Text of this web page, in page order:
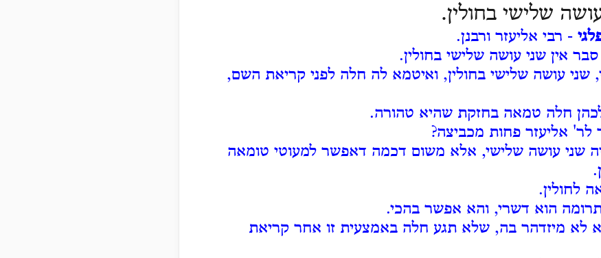
שלישי בחולין.
- רבי אליעזר ורבנן.
אין שני עושה שלישי בחולין.
שני עושה שלישי בחולין, ואיטמא לה חלה לפני קריאת השם,
חלה טמאה בחזקת שהיא טהורה.
לר' אליעזר פחות מכביצה?
שני עושה שלישי, אלא משום דכמה דאפשר למעוטי טומאה
לחולין.
הוא דשרי, והא אפשר בהכי.
לא מיזדהר בה, שלא תגע חלה באמצעית זו אחר קריאת